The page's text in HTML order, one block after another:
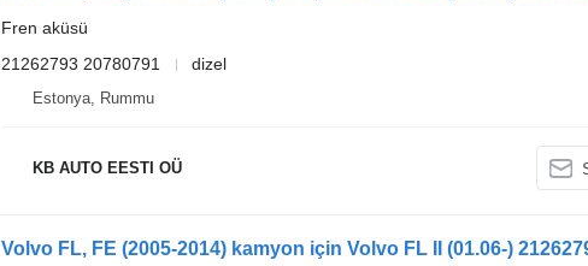
Fren aküsü
21262793 20780791
dizel
Estonya, Rummu
KB AUTO EESTI OÜ
Volvo FL, FE (2005-2014) kamyon için Volvo FL II (01.06-)